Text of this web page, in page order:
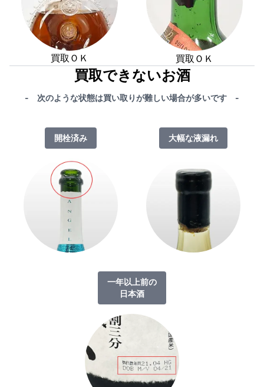
買取ＯＫ 買取ＯＫ
買取できないお酒
- 次のような状態は買い取りが難しい場合が多いです -
開栓済み 大幅な液漏れ
一年以上前の
日本酒